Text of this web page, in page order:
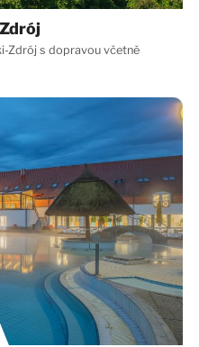
Zdrój s dopravou včetně